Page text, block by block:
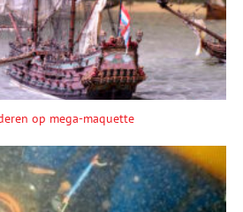
op mega-maquette